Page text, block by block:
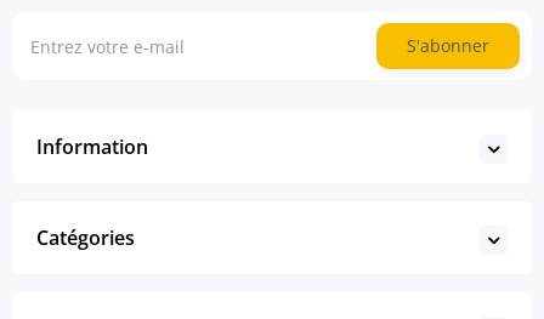
S'abonner
Information
Catégories